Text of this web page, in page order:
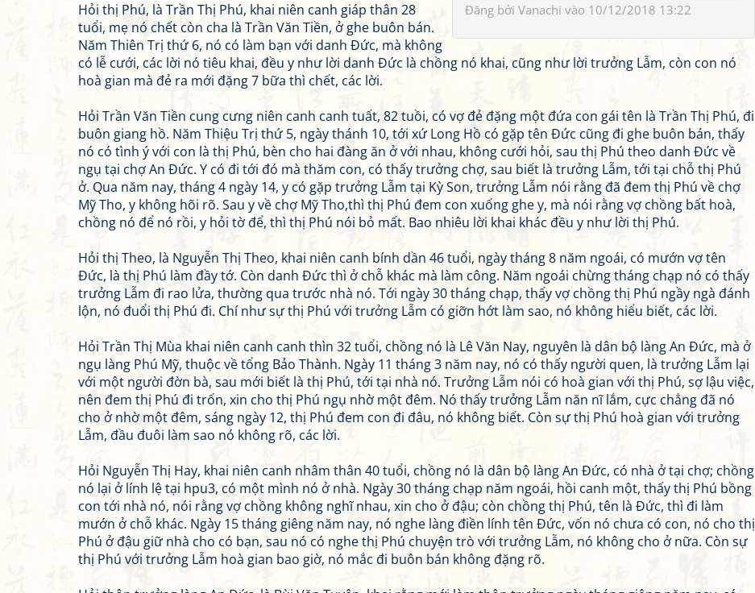
Đăng bởi Vanachi vào 10/12/2018 13:22
Hỏi thị Phú, là Trần Thị Phú, khai niên canh giáp thân 28
tuổi, mẹ nó chết còn cha là Trần Văn Tiền, ở ghe buôn bán.
Năm Thiên Trị thứ 6, nó có làm bạn với danh Đức, mà không
có lễ cưới, các lời nó tiêu khai, đều y như lời danh Đức là chồng nó khai, cũng như lời trưởng Lẫm, còn con nó
hoà gian mà đẻ ra mới đặng 7 bữa thì chết, các lời.
Hỏi Trần Văn Tiền cung cưng niên canh canh tuất, 82 tuồi, có vợ đẻ đặng một đứa con gái tên là Trần Thị Phú, đi
buôn giang hồ. Năm Thiệu Trị thứ 5, ngày thánh 10, tới xứ Long Hồ có gặp tên Đức cũng đi ghe buôn bán, thấy
nó có tình ý với con là thị Phú, bèn cho hai đàng ăn ở với nhau, không cưới hỏi, sau thị Phú theo danh Đức về
ngụ tại chợ An Đức. Y có đi tới đó mà thăm con, có thấy trưởng chợ, sau biết là trưởng Lẫm, tới tại chỗ thị Phú
ở. Qua năm nay, tháng 4 ngày 14, y có gặp trưởng Lẫm tại Kỳ Son, trưởng Lẫm nói rằng đã đem thị Phú về chợ
Mỹ Tho, y không hõi rõ. Sau y về chợ Mỹ Tho,thì thị Phú đem con xuống ghe y, mà nói rằng vợ chồng bất hoà,
chồng nó để nó rồi, y hỏi tờ để, thì thị Phú nói bỏ mất. Bao nhiêu lời khai khác đều y như lời thị Phú.
Hỏi thị Theo, là Nguyễn Thị Theo, khai niên canh bính dần 46 tuổi, ngày tháng 8 năm ngoái, có mướn vợ tên
Đức, là thị Phú làm đầy tớ. Còn danh Đức thì ở chỗ khác mà làm công. Năm ngoái chừng tháng chạp nó có thấy
trưởng Lẫm đi rao lửa, thường qua trước nhà nó. Tới ngày 30 tháng chạp, thấy vợ chồng thị Phú ngầy ngà đánh
lộn, nó đuổi thị Phú đi. Chí như sự thị Phú với trưởng Lẫm có giỡn hớt làm sao, nó không hiểu biết, các lời.
Hỏi Trần Thị Mùa khai niên canh canh thìn 32 tuổi, chồng nó là Lê Văn Nay, nguyên là dân bộ làng An Đức, mà ở
ngụ làng Phú Mỹ, thuộc về tổng Bảo Thành. Ngày 11 tháng 3 năm nay, nó có thấy người quen, là trưởng Lẫm lại
với một người đờn bà, sau mới biết là thị Phú, tới tại nhà nó. Trưởng Lẫm nói có hoà gian với thị Phú, sợ lậu việc,
nên đem thị Phú đi trốn, xin cho thị Phú ngụ nhờ một đêm. Nó thấy trưởng Lẫm năn nĩ lắm, cực chẳng đã nó
cho ở nhờ một đêm, sáng ngày 12, thị Phú đem con đi đâu, nó không biết. Còn sự thị Phú hoà gian với trưởng
Lẫm, đầu đuôi làm sao nó không rõ, các lời.
Hỏi Nguyễn Thị Hay, khai niên canh nhâm thân 40 tuổi, chồng nó là dân bộ làng An Đức, có nhà ở tại chợ; chồng
nó lại ở lính lệ tại hpu3, có một mình nó ở nhà. Ngày 30 tháng chạp năm ngoái, hồi canh một, thấy thị Phú bồng
con tới nhà nó, nói rằng vợ chồng không nghĩ nhau, xin cho ở đậu; còn chồng thị Phú, tên là Đức, thì đi làm
mướn ở chỗ khác. Ngày 15 tháng giêng năm nay, nó nghe làng điền lính tên Đức, vốn nó chưa có con, nó cho thị
Phú ở đậu giữ nhà cho có bạn, sau nó có nghe thị Phú chuyện trò với trưởng Lẫm, nó không cho ở nữa. Còn sự
thị Phú với trưởng Lẫm hoà gian bao giờ, nó mắc đi buôn bán không đặng rõ.